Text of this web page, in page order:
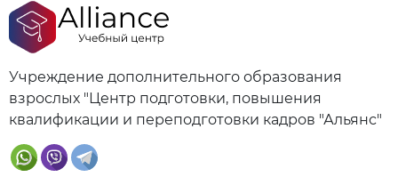
Учреждение дополнительного образования
взрослых "Центр подготовки, повышения
квалификации и переподготовки кадров "Альянс"